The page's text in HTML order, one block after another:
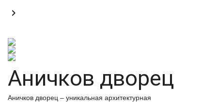

Аничков дворец
Аничков дворец – уникальная архитектурная